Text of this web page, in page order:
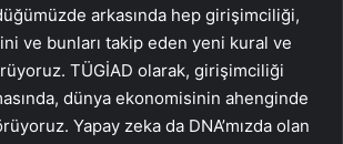
arkasında hep girişimciliği,
ve bunları takip eden yeni kural ve
TÜGİAD olarak, girişimciliği
dünya ekonomisinin ahenginde
Yapay zeka da DNA’mızda olan